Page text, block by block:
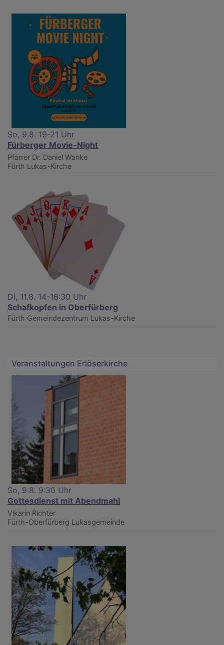
So, 9.8. 19-21 Uhr
Fürberger Movie-Night
Pfarrer Dr. Daniel Wanke
Fürth Lukas-Kirche
Di, 11.8. 14-16:30 Uhr
Schafkopfen in Oberfürberg
Fürth Gemeindezentrum Lukas-Kirche
Veranstaltungen Erlöserkirche
So, 9.8. 9:30 Uhr
Gottesdienst mit Abendmahl
Vikarin Richter
Fürth-Oberfürberg Lukasgemeinde